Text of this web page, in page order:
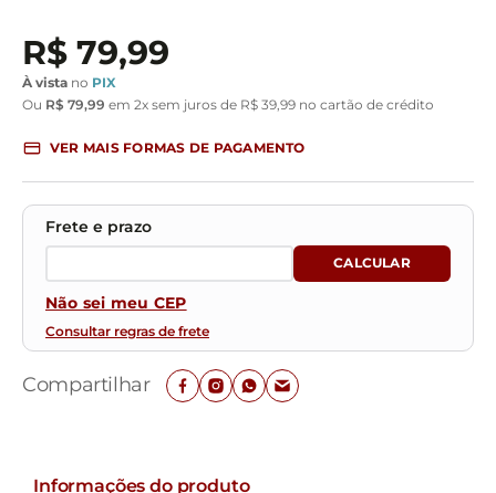
R$ 79,99
À vista no PIX
Ou R$ 79,99 em 2x sem juros de R$ 39 99 no cartão de crédito
VER MAIS FORMAS DE PAGAMENTO
Não sei meu CEP
Consultar regras de frete
Compartilhar
Informações do produto